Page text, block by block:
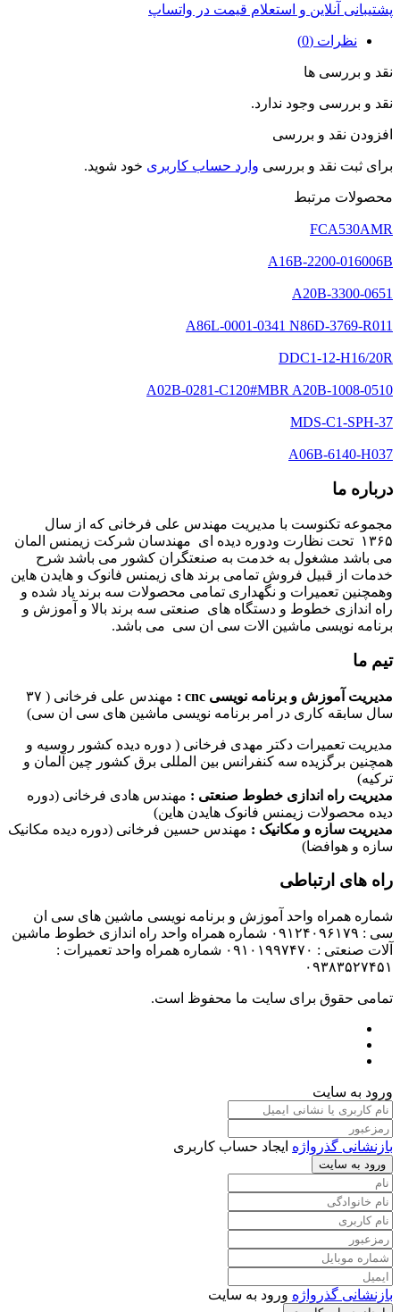
پشتیبانی آنلاین و استعلام قیمت در واتساپ
نظرات (0)
نقد و بررسی ها
نقد و بررسی وجود ندارد.
افزودن نقد و بررسی
برای ثبت نقد و بررسی وارد حساب کاربری خود شوید.
محصولات مرتبط
FCA530AMR
A16B-2200-016006B
A20B-3300-0651
A86L-0001-0341 N86D-3769-R011
DDC1-12-H16/20R
A02B-0281-C120#MBR A20B-1008-0510
MDS-C1-SPH-37
A06B-6140-H037
درباره ما
مجموعه تکنوست با مدیریت مهندس علی فرخانی که از سال
۱۳۶۵ تحت نظارت ودوره دیده ای مهندسان شرکت زیمنس المان
می باشد مشغول به خدمت به صنعتگران کشور می باشد شرح
خدمات از قبیل فروش تمامی برند های زیمنس فانوک و هایدن هاین
وهمچنین تعمیرات و نگهداری تمامی محصولات سه برند یاد شده و
راه اندازی خطوط و دستگاه های صنعتی سه برند بالا و آموزش و
برنامه نویسی ماشین الات سی ان سی می باشد.
تیم ما
مدیریت آموزش و برنامه نویسی cnc :
مهندس علی فرخانی ( ۳۷
سال سابقه کاری در امر برنامه نویسی ماشین های سی ان سی)
مدیریت تعمیرات دکتر مهدی فرخانی ( دوره دیده کشور روسیه و
همچنین برگزیده سه کنفرانس بین المللی برق کشور چین آلمان و
ترکیه)
مدیریت راه اندازی خطوط صنعتی : مهندس هادی فرخانی (دوره
دیده محصولات زیمنس فانوک هایدن هاین)
مدیریت سازه و مکانیک : مهندس حسین فرخانی (دوره دیده مکانیک
سازه و هوافضا)
راه های ارتباطی
شماره همراه واحد آموزش و برنامه نویسی ماشین های سی ان
سی : ۰۹۱۲۴۰۹۶۱۷۹ شماره همراه واحد راه اندازی خطوط ماشین
آلات صنعتی : ۰۹۱۰۱۹۹۷۴۷۰ شماره همراه واحد تعمیرات :
۰۹۳۸۳۵۲۷۴۵۱
تمامی حقوق برای سایت ما محفوظ است.
ورود به سایت
بازنشانی گذرواژه ایجاد حساب کاربری
ورود به سایت
بازنشانی گذرواژه ورود به سایت